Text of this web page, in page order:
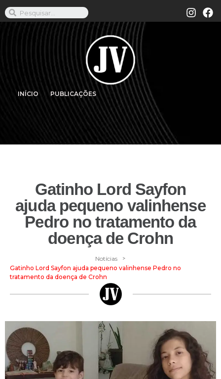
INÍCIO PUBLICAÇÕES
Gatinho Lord Sayfon
ajuda pequeno valinhense
Pedro no tratamento da
doença de Crohn
Notícias >
Gatinho Lord Sayfon ajuda pequeno valinhense Pedro no
tratamento da doença de Crohn